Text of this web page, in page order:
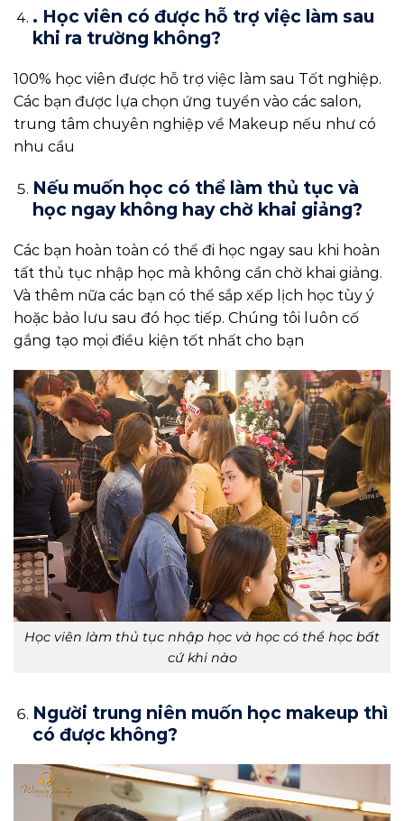
. Học viên có được hỗ trợ việc làm sau
khi ra trường không?
100% học viên được hỗ trợ việc làm sau Tốt nghiệp.
Các bạn được lựa chọn ứng tuyển vào các salon,
trung tâm chuyên nghiệp về Makeup nếu như có
nhu cầu
Nếu muốn học có thể làm thủ tục và
học ngay không hay chờ khai giảng?
Các bạn hoàn toàn có thể đi học ngay sau khi hoàn
tất thủ tục nhập học mà không cần chờ khai giảng.
Và thêm nữa các bạn có thể sắp xếp lịch học tùy ý
hoặc bảo lưu sau đó học tiếp. Chúng tôi luôn cố
gắng tạo mọi điều kiện tốt nhất cho bạn
Học viên làm thủ tục nhập học và học có thể học bất
cứ khi nào
Người trung niên muốn học makeup thì
có được không?